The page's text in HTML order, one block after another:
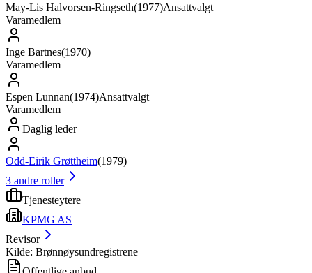
May-Lis Halvorsen-Ringseth(1977)Ansattvalgt
Varamedlem
Inge Bartnes(1970)
Varamedlem
Espen Lunnan(1974)Ansattvalgt
Varamedlem
Daglig leder
Odd-Eirik Grøttheim(1979)
3 andre roller
Tjenesteytere
KPMG AS
Revisor
Kilde: Brønnøysundregistrene